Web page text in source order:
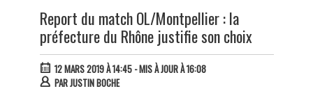
Report du match OL/Montpellier : la
préfecture du Rhône justifie son choix
12 MARS 2019 À 14:45- MIS À JOUR À 16:08
PARJUSTIN BOCHE